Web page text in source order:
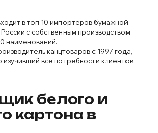
в топ 10 импортеров бумажной
с собственным производством
наименований.
канцтоваров с 1997 года,
изучивший все потребности клиентов.
белого и
картона в